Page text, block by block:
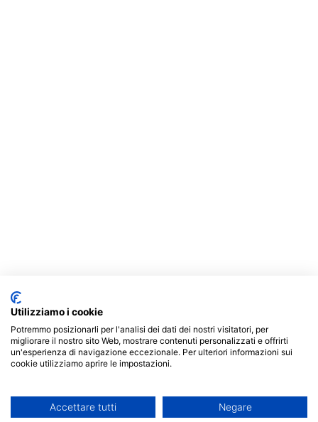
Utilizziamo i cookie
Potremmo posizionarli per l'analisi dei dati dei nostri visitatori, per
migliorare il nostro sito Web, mostrare contenuti personalizzati e offrirti
un'esperienza di navigazione eccezionale. Per ulteriori informazioni sui
cookie utilizziamo aprire le impostazioni.
Accettare tutti Negare